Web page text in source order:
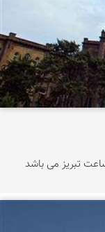
تبریز می باشد